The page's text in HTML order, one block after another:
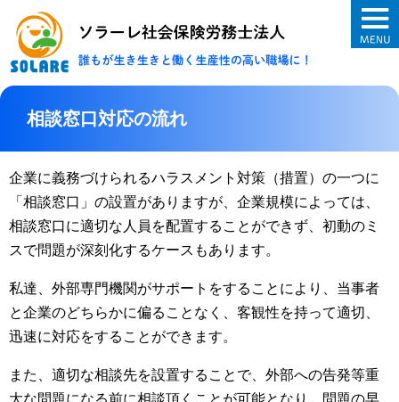
ソラーレ社会保
相談窓口対応の流れ
企業に義務づけられるハラスメント対策（措置）の一つに
「相談窓口」の設置がありますが、企業規模によっては、
相談窓口に適切な人員を配置することができず、初動のミ
スで問題が深刻化するケースもあります。
私達、外部専門機関がサポートをすることにより、当事者
と企業のどちらかに偏ることなく、客観性を持って適切、
迅速に対応をすることができます。
また、適切な相談先を設置することで、外部への告発等重
大な問題になる前に相談頂くことが可能となり、問題の早